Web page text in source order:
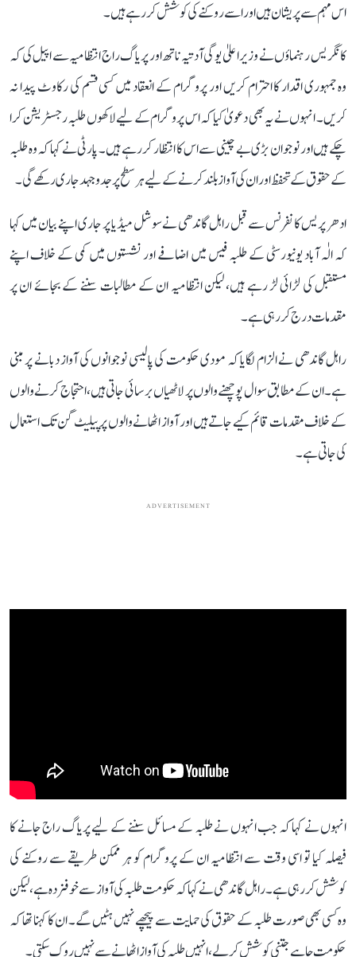
اس مہم سے پریشان ہیں اور اسے روکنے کی کوشش کر رہے ہیں۔
کانگریس رہنماؤں نے وزیر اعلیٰ یوگی آدتیہ ناتھ اور پریاگ راج انتظامیہ سے اپیل کی کہ
وہ جمہوری اقدار کا احترام کریں اور پروگرام کے انعقاد میں کسی قسم کی رکاوٹ پیدا نہ
کریں۔ انہوں نے یہ بھی دعویٰ کیا کہ اس پروگرام کے لیے لاکھوں طلبہ رجسٹریشن کرا
چکے ہیں اور نوجوان بڑی بے چینی سے اس کا انتظار کر رہے ہیں۔ پارٹی نے کہا کہ وہ طلبہ
کے حقوق کے تحفظ اور ان کی آواز بلند کرنے کے لیے ہر سطح پر جدوجہد جاری رکھے گی۔
ادھر پریس کانفرنس سے قبل راہل گاندھی نے سوشل میڈیا پر جاری اپنے بیان میں کہا
کہ الٰہ آباد یونیورسٹی کے طلبہ فیس میں اضافے اور نشستوں میں کمی کے خلاف اپنے
مستقبل کی لڑائی لڑ رہے ہیں، لیکن انتظامیہ ان کے مطالبات سننے کے بجائے ان پر
مقدمات درج کر رہی ہے۔
راہل گاندھی نے الزام لگایا کہ مودی حکومت کی پالیسی نوجوانوں کی آواز دبانے پر مبنی
ہے۔ ان کے مطابق سوال پوچھنے والوں پر لاٹھیاں برسائی جاتی ہیں، احتجاج کرنے والوں
کے خلاف مقدمات قائم کیے جاتے ہیں اور آواز اٹھانے والوں پر پیلیٹ گن تک استعمال
کی جاتی ہے۔
ADVERTISEMENT
انہوں نے کہا کہ جب انہوں نے طلبہ کے مسائل سننے کے لیے پریاگ راج جانے کا
فیصلہ کیا تو اسی وقت سے انتظامیہ ان کے پروگرام کو ہر ممکن طریقے سے روکنے کی
کوشش کر رہی ہے۔ راہل گاندھی نے کہا کہ حکومت طلبہ کی آواز سے خوفزدہ ہے، لیکن
وہ کسی بھی صورت طلبہ کے حقوق کی حمایت سے پیچھے نہیں ہٹیں گے۔ ان کا کہنا تھا کہ
حکومت چاہے جتنی کوشش کر لے، انہیں طلبہ کی آواز اٹھانے سے نہیں روک سکتی۔